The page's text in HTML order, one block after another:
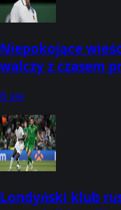
Niepokojące
walczy z czasem
6 sie
Londyński klub